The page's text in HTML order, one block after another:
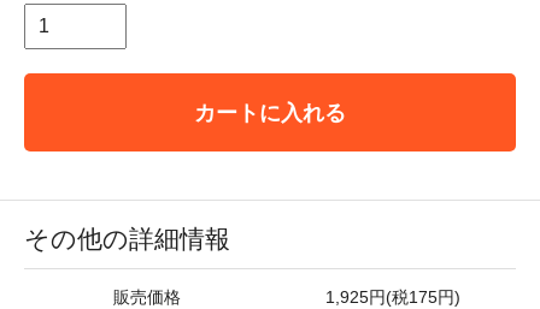
カートに入れる
その他の詳細情報
販売価格 1,925円(税175円)